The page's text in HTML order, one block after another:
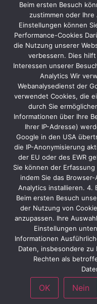
Zusätzlich
werden
über
zwei
LCD
und
zwei
Arbeitsplätze,
die
Neuheiten
des
Unternehmens
präsentiert.
Beim ersten Besuch
zustimmen oder Ihre
Einstellungen können
Performance-Cookies
die Nutzung unserer
verbessern. Dies
Interessen unserer
Analytics Wir
Webanalysedienst der
verwendet Cookies, die
durch Sie
Informationen über Ihre
Ihrer IP-Adresse)
Google in den USA
die IP-Anonymisierung
der EU oder des EWR
Sie können der
indem Sie das
Analytics installieren. 4.
Beim ersten Besuch
der Nutzung von
anzupassen. Ihre
Einstellungen
Informationen
Daten, insbesondere zu
Rechten als
OK Nein